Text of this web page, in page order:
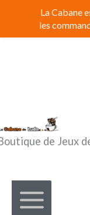
contenu
de Jeux
La Cabane
les